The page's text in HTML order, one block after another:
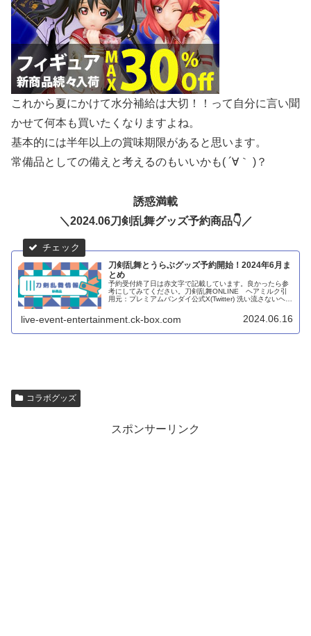
これから夏にかけて水分補給は大切！！って自分に言い聞
かせて何本も買いたくなりますよね。
基本的には半年以上の賞味期限があると思います。
常備品としての備えと考えるのもいいかも( ´∀｀ )？
誘惑満載
＼2024.06刀剣乱舞グッズ予約商品👇／
刀剣乱舞とうらぶグッズ予約開始！2024年6月ま
とめ
予約受付終了日は赤文字で記載しています。良かったら参
考にしてみてください。刀剣乱舞ONLINE ヘアミルク引
用元：プレミアムバンダイ公式X(Twitter) 洗い流さないヘア
live-event-entertainment.ck-box.com 2024.06.16
コラボグッズ
スポンサーリンク